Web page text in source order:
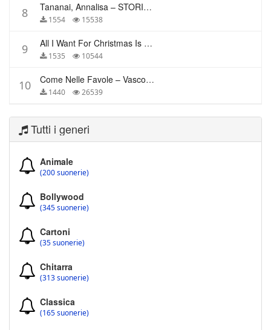
8 Tananai, Annalisa – STORIE BREVI
1554 15538
9 All I Want For Christmas Is You – Mariah Carey
1535 10544
10 Come Nelle Favole – Vasco Rossi
1440 26539
Tutti i generi
Animale
(200 suonerie)
Bollywood
(345 suonerie)
Cartoni
(35 suonerie)
Chitarra
(313 suonerie)
Classica
(165 suonerie)